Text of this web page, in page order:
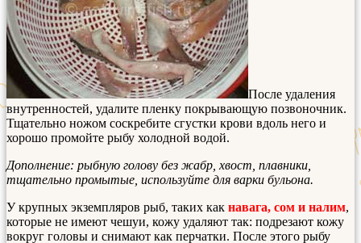
После удаления
внутренностей, удалите пленку покрывающую позвоночник.
Тщательно ножом соскребите сгустки крови вдоль него и
хорошо промойте рыбу холодной водой.
Дополнение: рыбную голову без жабр, хвост, плавники,
тщательно промытые, используйте для варки бульона.
У крупных экземпляров рыб, таких как навага, сом и налим,
которые не имеют чешуи, кожу удаляют так: подрезают кожу
вокруг головы и снимают как перчатки. После этого рыбу